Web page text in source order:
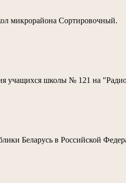
микрорайона Сортировочный.
учащихся школы № 121 на
Беларусь в Российской